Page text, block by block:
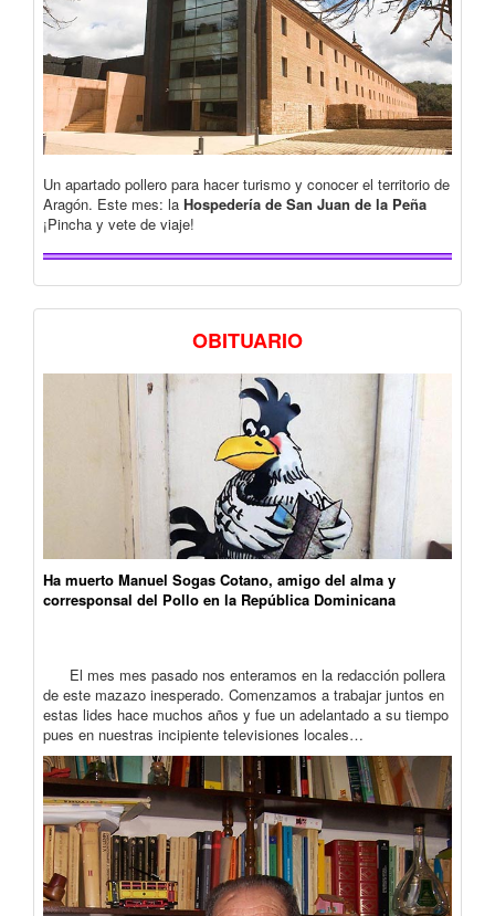
Un apartado pollero para hacer turismo y conocer el territorio de
Aragón. Este mes: la Hospedería de San Juan de la Peña
¡Pincha y vete de viaje!
OBITUARIO
Ha muerto Manuel Sogas Cotano, amigo del alma y
corresponsal del Pollo en la República Dominicana
El mes mes pasado nos enteramos en la redacción pollera
de este mazazo inesperado. Comenzamos a trabajar juntos en
estas lides hace muchos años y fue un adelantado a su tiempo
pues en nuestras incipiente televisiones locales…